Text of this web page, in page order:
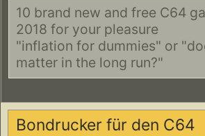
10 brand new and free C64
2018 for your pleasure
"inflation for dummies" or
matter in the long run?"
Bondrucker für den C64